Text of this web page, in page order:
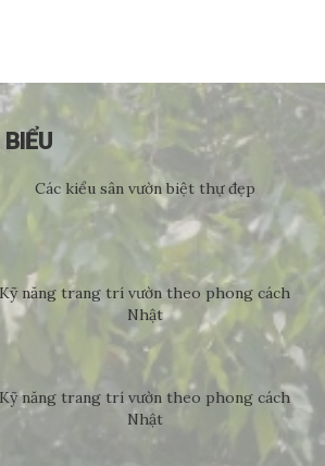
Các kiểu sân vườn biệt thự đẹp
Kỹ năng trang trí vườn theo phong cách
Nhật
Kỹ năng trang trí vườn theo phong cách
Nhật